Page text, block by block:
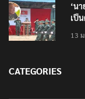
‘น
เป็
13
CATEGORIES